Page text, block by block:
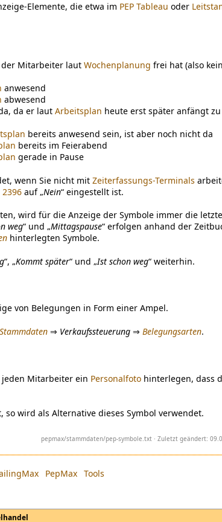
Elemente, die etwa im PEP Tableau oder
der Mitarbeiter laut Wochenplanung frei hat (also kein
anwesend
abwesend
da er laut Arbeitsplan heute erst später anfängt
bereits anwesend sein, ist aber noch nicht da
bereits im Feierabend
gerade in Pause
wenn Sie nicht mit Zeiterfassungs-Terminals
auf „Nein“ eingestellt ist.
wird für die Anzeige der Symbole immer die
weg“ und „Mittagspause“ erfolgen anhand der
hinterlegten Symbole.
“, „Kommt später“ und „Ist schon weg“ weiterhin.
von Belegungen in Form einer Ampel.
Stammdaten ⇒ Verkaufssteuerung ⇒ Belegungsarten.
jeden Mitarbeiter ein Personalfoto hinterlegen, dass
wird als Alternative dieses Symbol verwendet.
pepmax/stammdaten/pep-symbole.txt · Zuletzt geändert:
PepMax Tools